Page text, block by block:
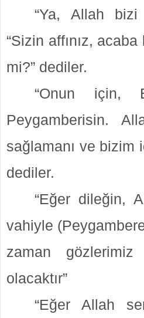
“Ya, Allah
“Sizin affınız,
mi?” dediler.
“Onun için,
Peygamberisin.
sağlamanı ve bizim
dediler.
“Eğer dileğin,
vahiyle
zaman
olacaktır”
“Eğer Allah